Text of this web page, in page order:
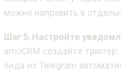
можно направить в
Шаг 5. Настройте
amoCRM создайте
лида из Telegram